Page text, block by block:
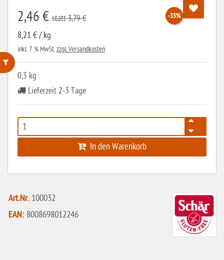
ohne Weizenstärke
laktosefrei
ohne Hefe
ohne Ei
ohne Soja
ohne Haselnüsse
Bio
vegan
2,46 € -35%
statt 3,79 €
8,21 € / kg
inkl. 7 % MwSt.zzgl. Versandkosten
0,3 kg
Lieferzeit 2-3 Tage
In den Warenkorb
Art.Nr. 100032
EAN: 8008698012246